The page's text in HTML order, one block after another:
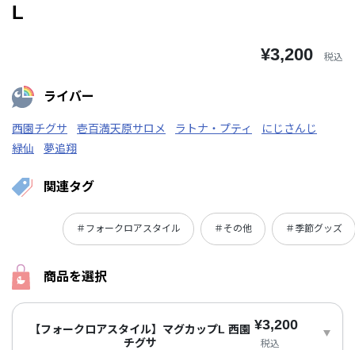
L
¥3,200 税込
ライバー
西園チグサ 壱百満天原サロメ ラトナ・プティ
にじさんじ
緑仙
夢追翔
関連タグ
＃フォークロアスタイル ＃その他 ＃季節グッズ
商品を選択
【フォークロアスタイル】マグカップL 西園
チグサ
¥3,200
税込